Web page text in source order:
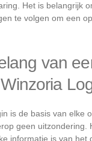
Het is belangrijk
te volgen om een
van
Winzoria
is de basis van elke
geen uitzondering.
informatie is van het